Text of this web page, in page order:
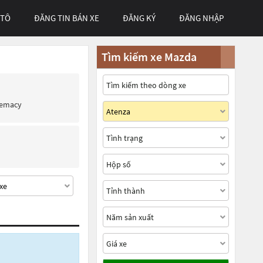
ĐĂNG TIN BÁN XE ĐĂNG KÝ ĐĂNG NHẬP
Tìm kiếm xe Mazda